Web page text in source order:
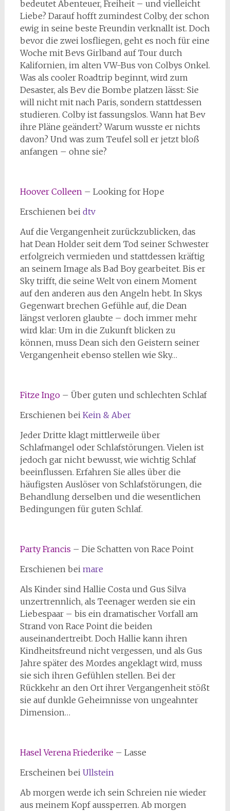
bedeutet Abenteuer, Freiheit – und vielleicht
Liebe? Darauf hofft zumindest Colby, der schon
ewig in seine beste Freundin verknallt ist. Doch
bevor die zwei losfliegen, geht es noch für eine
Woche mit Bevs Girlband auf Tour durch
Kalifornien, im alten VW-Bus von Colbys Onkel.
Was als cooler Roadtrip beginnt, wird zum
Desaster, als Bev die Bombe platzen lässt: Sie
will nicht mit nach Paris, sondern stattdessen
studieren. Colby ist fassungslos. Wann hat Bev
ihre Pläne geändert? Warum wusste er nichts
davon? Und was zum Teufel soll er jetzt bloß
anfangen – ohne sie?
Hoover Colleen – Looking for Hope
Erschienen bei dtv
Auf die Vergangenheit zurückzublicken, das
hat Dean Holder seit dem Tod seiner Schwester
erfolgreich vermieden und stattdessen kräftig
an seinem Image als Bad Boy gearbeitet. Bis er
Sky trifft, die seine Welt von einem Moment
auf den anderen aus den Angeln hebt. In Skys
Gegenwart brechen Gefühle auf, die Dean
längst verloren glaubte – doch immer mehr
wird klar: Um in die Zukunft blicken zu
können, muss Dean sich den Geistern seiner
Vergangenheit ebenso stellen wie Sky…
Fitze Ingo– Über guten und schlechten Schlaf
Erschienen bei Kein & Aber
Jeder Dritte klagt mittlerweile über
Schlafmangel oder Schlafstörungen. Vielen ist
jedoch gar nicht bewusst, wie wichtig Schlaf
beeinflussen. Erfahren Sie alles über die
häufigsten Auslöser von Schlafstörungen, die
Behandlung derselben und die wesentlichen
Bedingungen für guten Schlaf.
Party Francis – Die Schatten von Race Point
Erschienen bei mare
Als Kinder sind Hallie Costa und Gus Silva
unzertrennlich, als Teenager werden sie ein
Liebespaar – bis ein dramatischer Vorfall am
Strand von Race Point die beiden
auseinandertreibt. Doch Hallie kann ihren
Kindheitsfreund nicht vergessen, und als Gus
Jahre später des Mordes angeklagt wird, muss
sie sich ihren Gefühlen stellen. Bei der
Rückkehr an den Ort ihrer Vergangenheit stößt
sie auf dunkle Geheimnisse von ungeahnter
Dimension…
Hasel Verena Friederike– Lasse
Erscheinen bei Ullstein
Ab morgen werde ich sein Schreien nie wieder
aus meinem Kopf aussperren. Ab morgen